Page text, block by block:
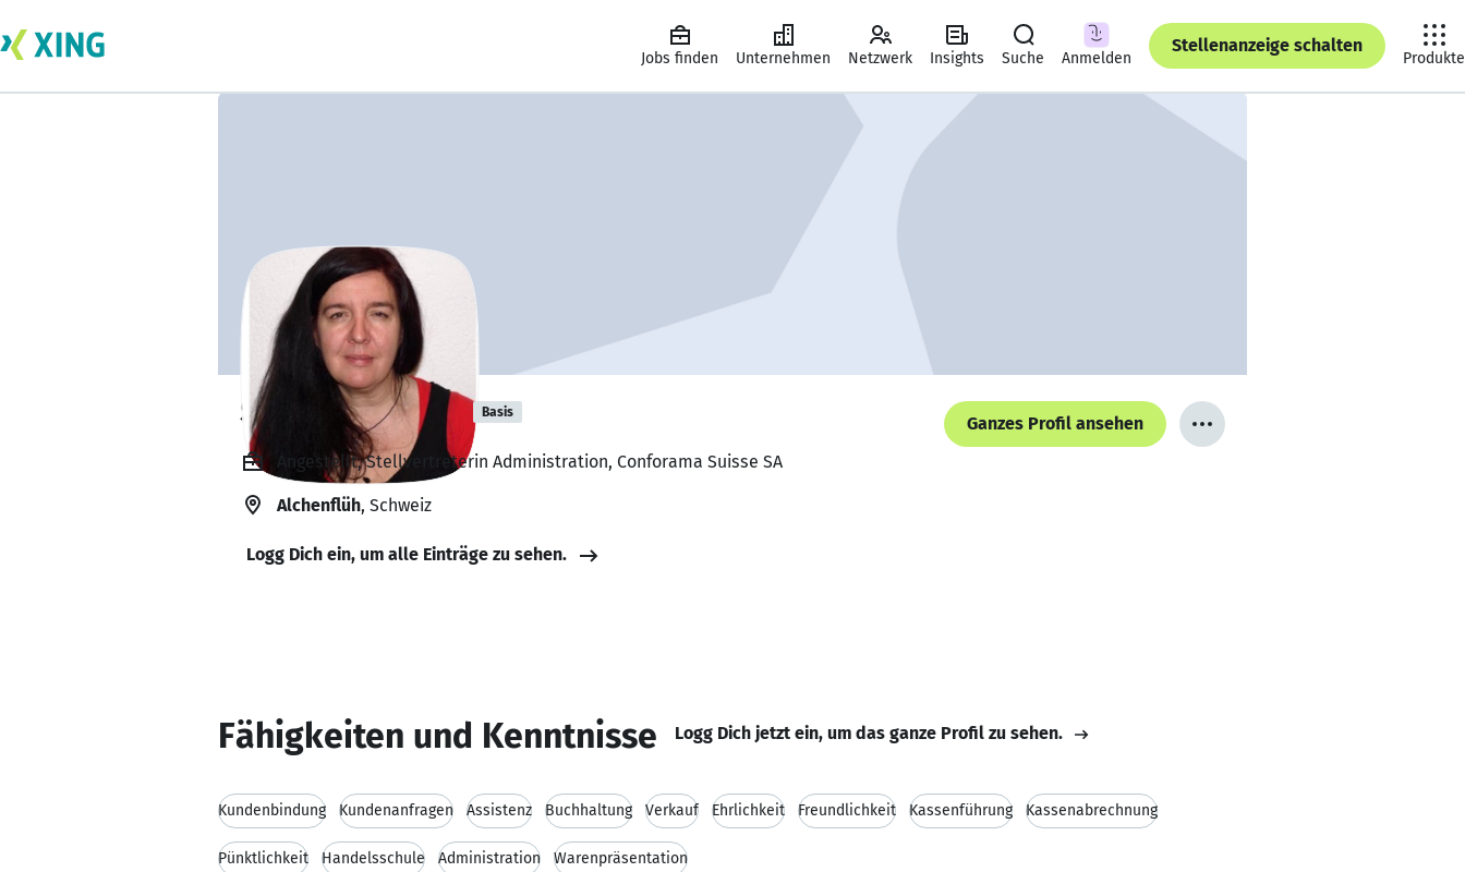
Jobs finden Unternehmen Netzwerk Insights Suche Anmelden
Stellenanzeige schalten
Produkte
Silvana Ingrosso Basis
Ganzes Profil ansehen
Angestellt, Stellvertreterin Administration, Conforama Suisse SA
Alchenflüh, Schweiz
Logg Dich ein, um alle Einträge zu sehen.
Fähigkeiten und Kenntnisse Logg Dich jetzt ein, um das ganze Profil zu sehen.
Kundenbindung Kundenanfragen Assistenz Buchhaltung Verkauf Ehrlichkeit Freundlichkeit Kassenführung Kassenabrechnung
Pünktlichkeit Handelsschule Administration Warenpräsentation